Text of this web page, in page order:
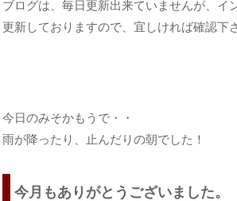
ブログは、毎日更新出来ていませんが、イ
更新しておりますので、宜しければ確認下
今日のみそかもうで・・
雨が降ったり、止んだりの朝でした！
今月もありがとうございました。